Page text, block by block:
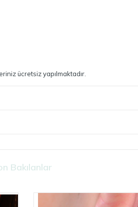
ücretsiz yapılmaktadır.
Bakılanlar